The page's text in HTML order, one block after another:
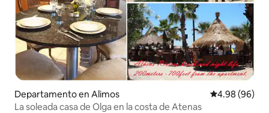
Departamento en Alimos Calificación
4.98 (96)
La soleada casa de Olga en la costa de Atenas